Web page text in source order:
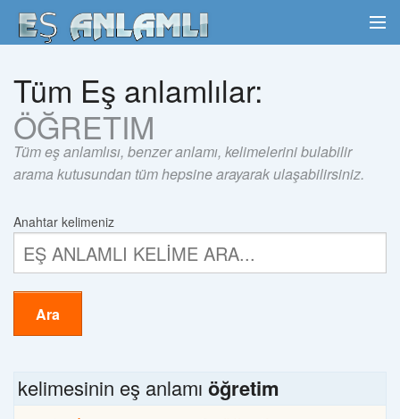
Tüm Eş anlamlılar:
ÖĞRETIM
Tüm eş anlamlısı, benzer anlamı, kelimelerini bulabilir
arama kutusundan tüm hepsine arayarak ulaşabilirsiniz.
Anahtar kelimeniz
Ara
kelimesinin eş anlamı öğretim